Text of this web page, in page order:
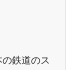
鉄道のス